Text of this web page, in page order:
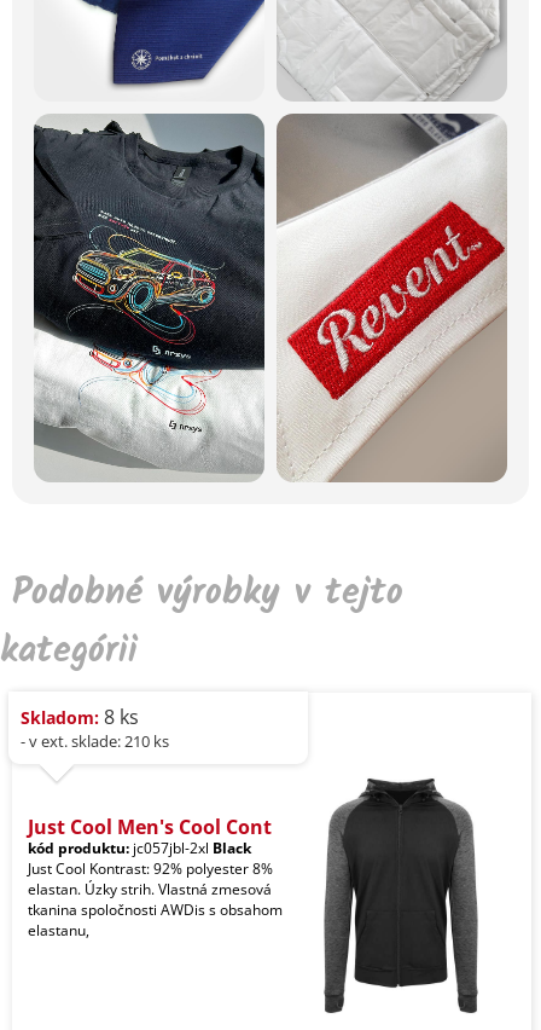
Podobné výrobky v tejto
kategórii
Skladom: 8 ks
- v ext. sklade: 210 ks
Just Cool Men's Cool Cont
kód produktu: jc057jbl-2xl Black
Just Cool Kontrast: 92% polyester 8%
elastan. Úzky strih. Vlastná zmesová
tkanina spoločnosti AWDis s obsahom
elastanu,